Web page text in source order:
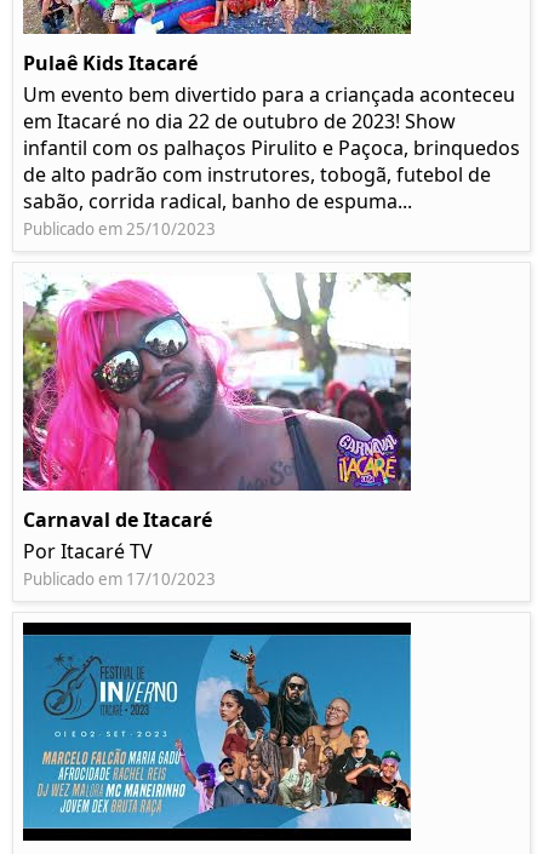
Pulaê Kids Itacaré
Um evento bem divertido para a criançada aconteceu
em Itacaré no dia 22 de outubro de 2023! Show
infantil com os palhaços Pirulito e Paçoca, brinquedos
de alto padrão com instrutores, tobogã, futebol de
sabão, corrida radical, banho de espuma...
Publicado em 25/10/2023
Carnaval de Itacaré
Por Itacaré TV
Publicado em 17/10/2023